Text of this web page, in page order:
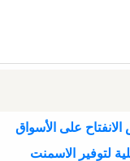
على الأسواق
لتوفير الاسمنت